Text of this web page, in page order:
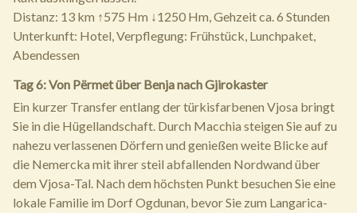
Distanz: 13 km ↑575 Hm ↓1250 Hm, Gehzeit ca. 6 Stunden
Unterkunft: Hotel, Verpflegung: Frühstück, Lunchpaket,
Abendessen
Tag 6: Von Përmet über Benja nach Gjirokaster
Ein kurzer Transfer entlang der türkisfarbenen Vjosa bringt
Sie in die Hügellandschaft. Durch Macchia steigen Sie auf zu
nahezu verlassenen Dörfern und genießen weite Blicke auf
die Nemercka mit ihrer steil abfallenden Nordwand über
dem Vjosa-Tal. Nach dem höchsten Punkt besuchen Sie eine
lokale Familie im Dorf Ogdunan, bevor Sie zum Langarica-